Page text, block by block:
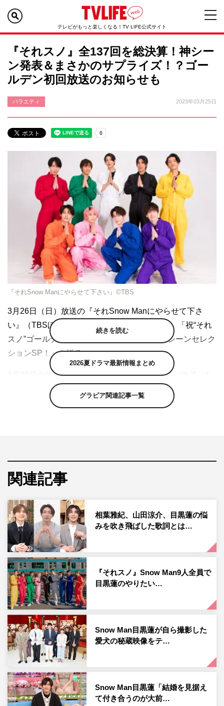
テレビがもっと楽しくなる！TV LIFE公式サイト
『それスノ』全137回を総決算！神シー
ン発表＆まさかのサプライズ！？ゴー
ルデン初回放送のお知らせも
バラエティ 2023年03月25日
『それSnow Manにやらせて下さい』©TBS
3月26日（日）放送の『それSnow Manにやらせて下さ
い』（TBSほか 午後1時～1時30分ほか）は、「祝“それ
スノ”ゴールデン進出！全137回を総決算！神シーンセレク
ションSP！」を送る。
3月26日の放送で日曜日お昼のレギュラー放送が終了。4
月からは全国ネットでのゴールデン進出を果たす『それス
ノ』。そこで今回は、地上波特番での初回放送から3年、
ど、『それスノ』の歴史や思い出が続々登場。「キレてる
かされるエピソードや裏側をSnow Manが大放出する。
そんな中、収録が終わったと思ったメンバーの目の前に、
聴きなじみのある“ギターを弾いたあの人”がまさかのサプ
ライズ登場。さらに、『それスノ』初回から深～い関係に
ある“あの人”もサプライズ登場し、 Snow Manを大感激さ
せる。
さらに、ゴールデンの初回放送に関するお知らせも。盛り
だくさんの内容で送るお昼のレギュラー放送最終回に注目
だ。
番組情報
『それSnow Manにやらせて下さい』
TBSほか
続きを読む
2026夏ドラマ最新情報まとめ
グラビア関連記事一覧
関連記事
相葉雅紀、山田涼介、目黒蓮の悩
みを吹き飛ばした歌詞とは…
『それスノ』Snow Man9人全員で
目黒蓮のやりたい…
Snow Man目黒蓮が自ら撮影した
愛犬の秘蔵映像をテ…
Snow Man目黒蓮「結婚を見据え
て付き合うのが大前…